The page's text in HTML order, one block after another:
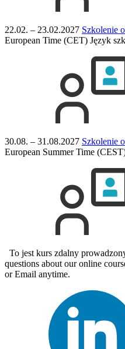
22.02. – 23.02.2027 Szkolenie
European Time (CET) Język
30.08. – 31.08.2027 Szkolenie
European Summer Time
To jest kurs zdalny
questions about our online
or Email anytime.